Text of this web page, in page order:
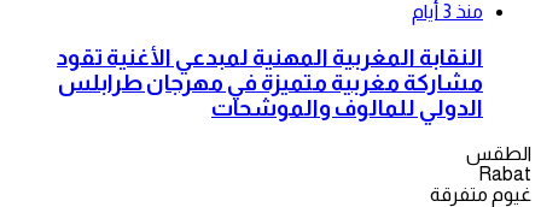
منذ 3 أيام
النقابة المغربية المهنية لمبدعي الأغنية تقود
مشاركة مغربية متميزة في مهرجان طرابلس
الدولي للمالوف والموشحات
الطقس
Rabat
غيوم متفرقة